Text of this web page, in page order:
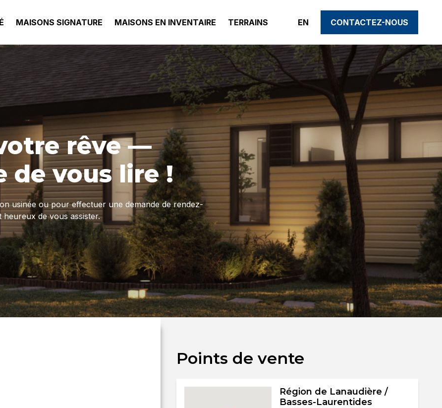
MAISONS SIGNATURE MAISONS EN INVENTAIRE TERRAINS EN CONTACTEZ-NOUS
rêve —
de vous lire !
usinée ou pour effectuer une demande de rendez-
de vous assister.
Points de vente
Région de Lanaudière /
Basses-Laurentides